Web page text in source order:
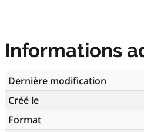
Informations
Dernière modification
Créé le
Format